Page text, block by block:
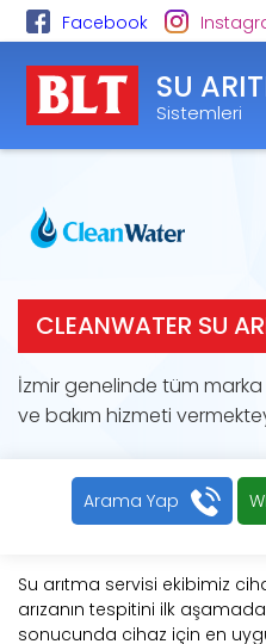
Facebook
SU
Sistemleri
CLEANWATER SU
İzmir genelinde tüm marka
ve bakım hizmeti
Arama Yap
Su arıtma servisi ekibimiz
arızanın tespitini ilk
sonucunda cihaz için en